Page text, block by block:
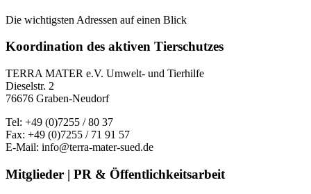
Die wichtigsten Adressen auf einen Blick
Koordination des aktiven Tierschutzes
TERRA MATER e.V. Umwelt- und Tierhilfe
Dieselstr. 2
76676 Graben-Neudorf
Tel: +49 (0)7255 / 80 37
Fax: +49 (0)7255 / 71 91 57
E-Mail: info@terra-mater-sued.de
Mitglieder | PR & Öffentlichkeitsarbeit